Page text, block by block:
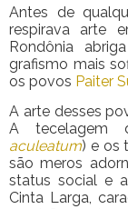
Antes de
respirava arte
Rondônia
grafismo mais
os povos Paiter
A arte desses
A
aculeatum) e os
são meros
status social e
Cinta Larga,